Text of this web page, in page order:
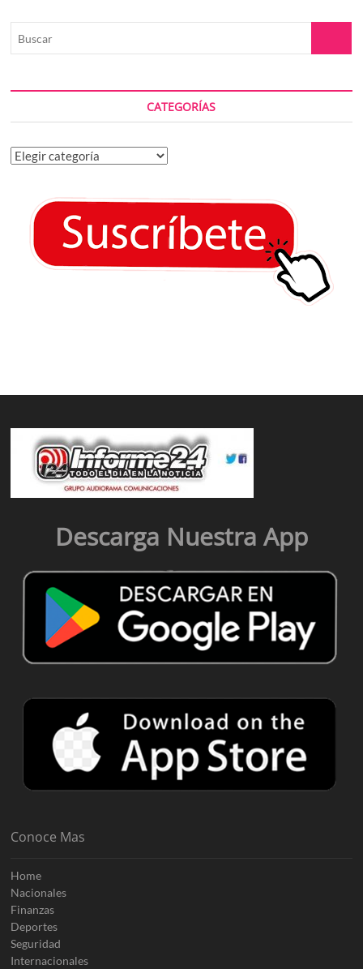
CATEGORÍAS
Categorías
Descarga Nuestra App
Conoce Mas
Home
Nacionales
Finanzas
Deportes
Seguridad
Internacionales